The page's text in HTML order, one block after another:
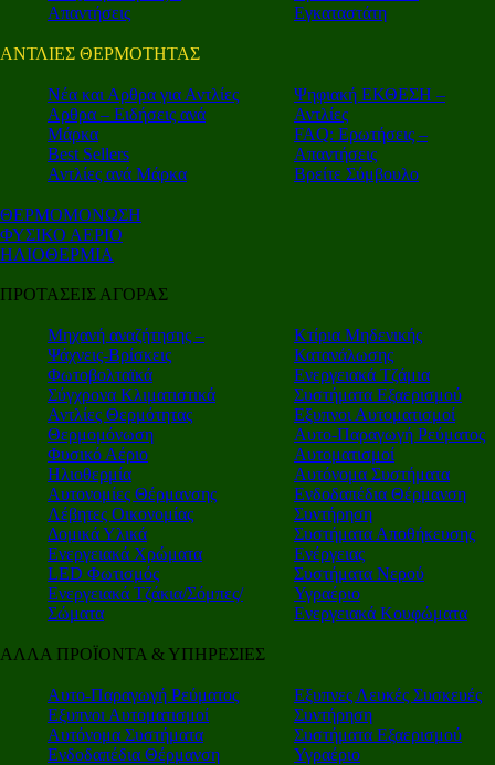
Απαντήσεις
Εγκαταστάτη
ΑΝΤΛΙΕΣ ΘΕΡΜΟΤΗΤΑΣ
Nέα και Αρθρα για Αντλίες
Αρθρα – Ειδήσεις ανά
Μάρκα
Best Sellers
Αντλίες ανά Μάρκα
Ψηφιακή ΕΚΘΕΣΗ –
Αντλίες
FAQ: Ερωτήσεις –
Απαντήσεις
Βρείτε Σύμβουλο
ΘΕΡΜΟΜΟΝΩΣΗ
ΦΥΣΙΚΟ ΑΕΡΙΟ
ΗΛΙΟΘΕΡΜΙΑ
ΠΡΟΤΑΣΕΙΣ ΑΓΟΡΑΣ
Μηχανή αναζήτησης –
Ψάχνεις-Βρίσκεις
Φωτοβολταϊκά
Σύγχρονα Κλιματιστικά
Αντλίες Θερμότητας
Θερμομόνωση
Φυσικό Αέριο
Ηλιοθερμία
Αυτονομίες Θέρμανσης
Λέβητες Οικονομίας
Δομικά Υλικά
Ενεργειακά Χρώματα
LED Φωτισμός
Ενεργειακά Τζάκια/Σόμπες/
Σώματα
Κτίρια Μηδενικής
Κατανάλωσης
Ενεργειακά Τζάμια
Συστήματα Εξαερισμού
Εξυπνοι Αυτοματισμοί
Αυτο-Παραγωγή Ρεύματος
Αυτοματισμοί
Αυτόνομα Συστήματα
Ενδοδαπέδια Θέρμανση
Συντήρηση
Συστήματα Αποθήκευσης
Ενέργειας
Συστήματα Νερού
Υγραέριο
Ενεργειακά Κουφώματα
ΑΛΛΑ ΠΡΟΪΟΝΤΑ & ΥΠΗΡΕΣΙΕΣ
Αυτο-Παραγωγή Ρεύματος
Εξυπνοι Αυτοματισμοί
Αυτόνομα Συστήματα
Ενδοδαπέδια Θέρμανση
Εξυπνες Λευκές Συσκευές
Συντήρηση
Συστήματα Εξαερισμού
Υγραέριο